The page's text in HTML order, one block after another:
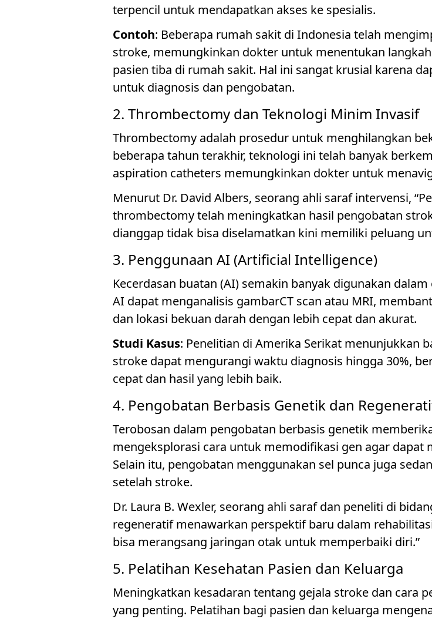
terpencil untuk mendapatkan akses ke spesialis.
Contoh: Beberapa rumah sakit di Indonesia telah
stroke, memungkinkan dokter untuk menentukan
pasien tiba di rumah sakit. Hal ini sangat krusial karena
untuk diagnosis dan pengobatan.
2. Thrombectomy dan Teknologi Minim Invasif
Thrombectomy adalah prosedur untuk menghilangkan
beberapa tahun terakhir, teknologi ini telah banyak
aspiration catheters memungkinkan dokter untuk
Menurut Dr. David Albers, seorang ahli saraf intervensi,
thrombectomy telah meningkatkan hasil pengobatan
dianggap tidak bisa diselamatkan kini memiliki peluang
3. Penggunaan AI (Artificial Intelligence)
Kecerdasan buatan (AI) semakin banyak digunakan
AI dapat menganalisis gambarCT scan atau MRI,
dan lokasi bekuan darah dengan lebih cepat dan akurat.
Studi Kasus: Penelitian di Amerika Serikat menunjukkan
stroke dapat mengurangi waktu diagnosis hingga 30%,
cepat dan hasil yang lebih baik.
4. Pengobatan Berbasis Genetik dan
Terobosan dalam pengobatan berbasis genetik
mengeksplorasi cara untuk memodifikasi gen agar dapat
Selain itu, pengobatan menggunakan sel punca juga
setelah stroke.
Dr. Laura B. Wexler, seorang ahli saraf dan peneliti di
regeneratif menawarkan perspektif baru dalam
bisa merangsang jaringan otak untuk memperbaiki diri.”
5. Pelatihan Kesehatan Pasien dan Keluarga
Meningkatkan kesadaran tentang gejala stroke dan cara
yang penting. Pelatihan bagi pasien dan keluarga